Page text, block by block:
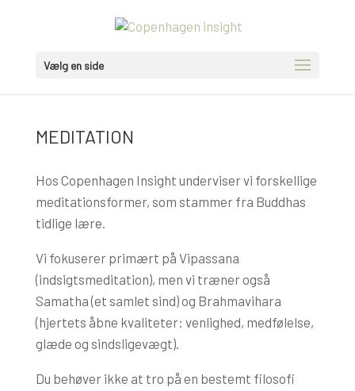
Vælg en side
MEDITATION
Hos Copenhagen Insight underviser vi forskellige
meditationsformer, som stammer fra Buddhas
tidlige lære.
Vi fokuserer primært på Vipassana
(indsigtsmeditation), men vi træner også
Samatha (et samlet sind) og Brahmavihara
(hjertets åbne kvaliteter: venlighed, medfølelse,
glæde og sindsligevægt).
Du behøver ikke at tro på en bestemt filosofi